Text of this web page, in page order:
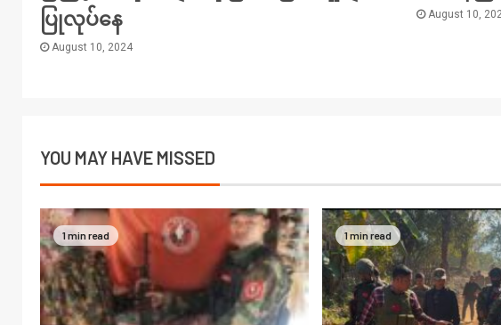
ပြုလုပ်နေ
August 10, 2024
August 10,
YOU MAY HAVE MISSED
1 min read 1 min read